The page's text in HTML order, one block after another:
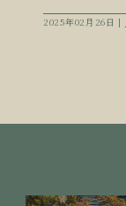
2025年02月26日 |